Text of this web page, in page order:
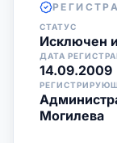
СТАТУС
Исключен
ДАТА
14.09.2009
Могилева